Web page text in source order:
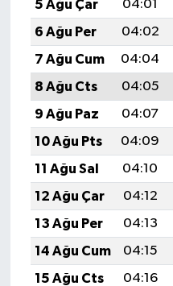
5 Ağu Çar
04:01
6 Ağu Per
04:02
7 Ağu Cum
04:04
8 Ağu Cts
04:05
9 Ağu Paz
04:07
10 Ağu Pts
04:09
11 Ağu Sal
04:10
12 Ağu Çar
04:12
13 Ağu Per
04:13
14 Ağu Cum
04:15
15 Ağu Cts
04:16